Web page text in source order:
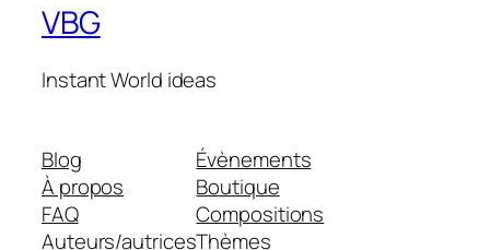
VBG
Instant World ideas
Blog
À propos
FAQ
Auteurs/autrices
Évènements
Boutique
Compositions
Thèmes